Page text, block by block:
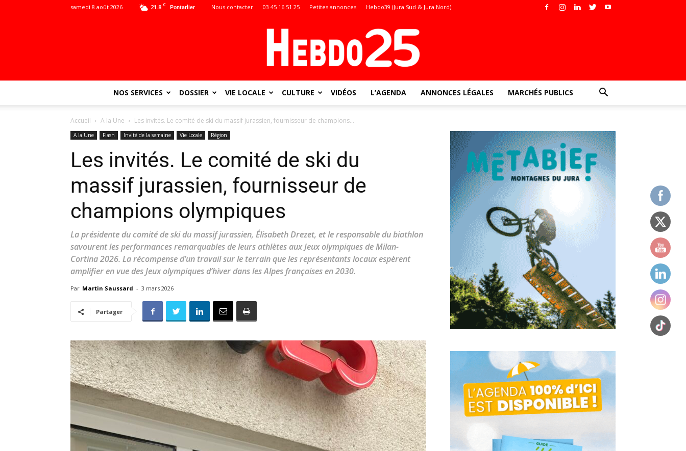
21.8 C Pontarlier
samedi 8 août 2026 Nous contacter 03 45 16 51 25 Petites annonces Hebdo39 (Jura Sud & Jura Nord)
:
toute
locale
–
NOS SERVICES DOSSIER VIE LOCALE CULTURE VIDÉOS L’AGENDA ANNONCES LÉGALES MARCHÉS PUBLICS
Accueil A la Une Les invités. Le comité de ski du massif jurassien, fournisseur de champions...
A la Une Flash Invité de la semaine Vie Locale Région
Les invités. Le comité de ski du
massif jurassien, fournisseur de
champions olympiques
La présidente du comité de ski du massif jurassien, Élisabeth Drezet, et le responsable du biathlon
savourent les performances remarquables de leurs athlètes aux Jeux olympiques de Milan-
Cortina 2026. La récompense d’un travail sur le terrain que les représentants locaux espèrent
amplifier en vue des Jeux olympiques d’hiver dans les Alpes françaises en 2030.
Par Martin Saussard - 3 mars 2026
Partager